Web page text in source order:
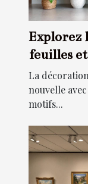
Explorez
feuilles
La
nouvelle
motifs...